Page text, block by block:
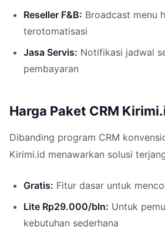
Reseller F&B: Broadcast menu
terotomatisasi
Jasa Servis: Notifikasi jadwal
pembayaran
Harga Paket CRM
Dibanding program CRM
Kirimi.id menawarkan solusi
Gratis: Fitur dasar untuk
Lite Rp29.000/bln: Untuk
kebutuhan sederhana